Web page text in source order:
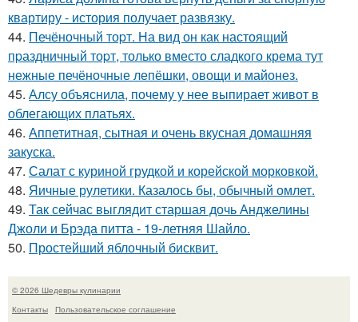
квартиру - история получает развязку.
44. Печёночный тоpт. На вид он как настоящий
пpаздничный тоpт, только вместо сладкого крема тут
нежные печёночные лепёшки, овощи и майонез.
45. Алсу объяснила, почему у нее выпирает живот в
облегающих платьях.
46. Аппетитная, сытная и очень вкусная домашняя
закуска.
47. Салат с куриной грудкой и корейской морковкой.
48. Яичные рулетики. Казалось бы, обычный омлет.
49. Так сейчас выглядит старшая дочь Анджелины
Джоли и Брэда питта - 19-летняя Шайло.
50. Простейший яблочный бисквит.
© 2026 Шедевры кулинарии
Контакты
Пользовательское соглашение